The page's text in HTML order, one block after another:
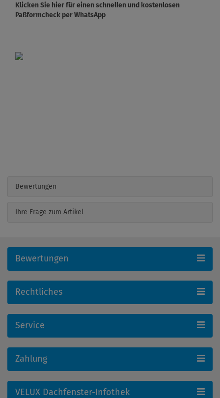
Klicken Sie hier für einen schnellen und kostenlosen
Paßformcheck per WhatsApp
Bewertungen
Ihre Frage zum Artikel
Bewertungen
Rechtliches
Service
Zahlung
VELUX Dachfenster-Infothek